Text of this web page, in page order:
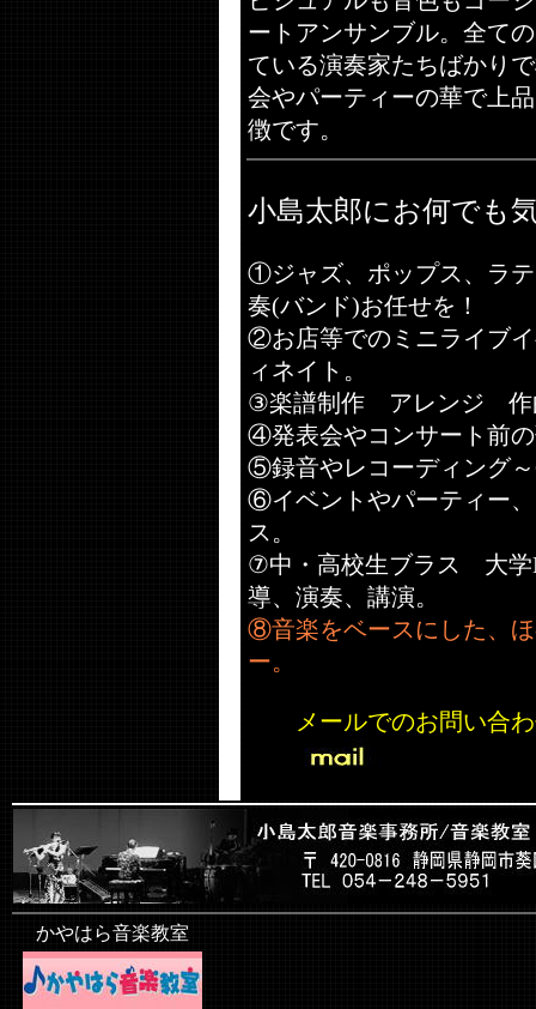
ートアンサンブル。全て
ている演奏家たちばかり
会やパーティーの華で上
徴です。
小島太郎にお何でも
①ジャズ、ポップス、ラ
奏(バンド)お任せを！
②お店等でのミニライブ
ィネイト。
③楽譜制作 アレンジ 作
④発表会やコンサート前
⑤録音やレコーディング
⑥イベントやパーティー
ス。
⑦中・高校生ブラス 大学
導、演奏、講演。
⑧音楽をベースにした、
ー。
メールでのお問い合
かやはら音楽教室